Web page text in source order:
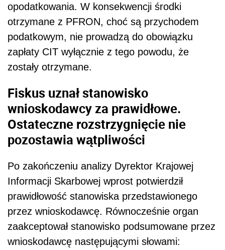
opodatkowania. W konsekwencji środki
otrzymane z PFRON, choć są przychodem
podatkowym, nie prowadzą do obowiązku
zapłaty CIT wyłącznie z tego powodu, że
zostały otrzymane.
Fiskus uznał stanowisko
wnioskodawcy za prawidłowe.
Ostateczne rozstrzygnięcie nie
pozostawia wątpliwości
Po zakończeniu analizy Dyrektor Krajowej
Informacji Skarbowej wprost potwierdził
prawidłowość stanowiska przedstawionego
przez wnioskodawcę. Równocześnie organ
zaakceptował stanowisko podsumowane przez
wnioskodawcę następującymi słowami: